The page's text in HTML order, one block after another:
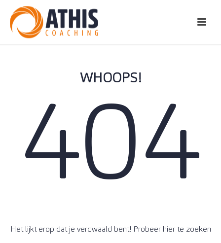
WHOOPS!
404
Het lijkt erop dat je verdwaald bent! Probeer hier te zoeken